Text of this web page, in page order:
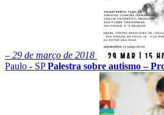
– 29 de março de 2018
Paulo - SP Palestra sobre autismo –